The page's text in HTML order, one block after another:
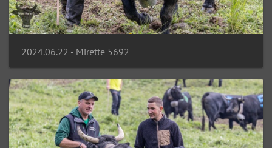
2024.06.22 - Mirette 5692